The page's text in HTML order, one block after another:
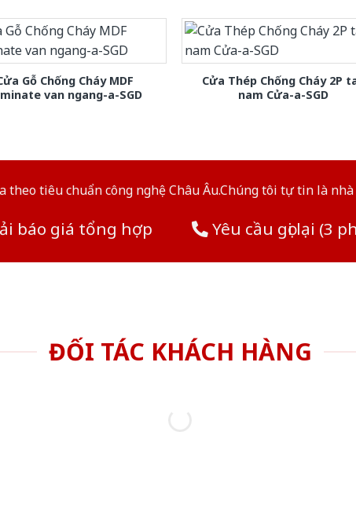
Gỗ Chống Cháy MDF
van ngang-a-SGD
Cửa Thép Chống Cháy 2P
nam Cửa-a-SGD
tiêu chuẩn công nghệ Châu Âu.Chúng tôi tự tin là
báo giá tổng hợp Yêu cầu gọi lại (3
ĐỐI TÁC KHÁCH HÀNG